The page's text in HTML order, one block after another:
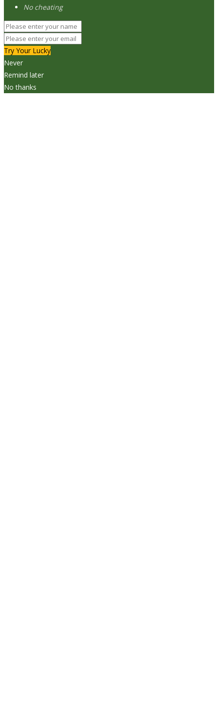
No cheating
Try Your Lucky
Never
Remind later
No thanks